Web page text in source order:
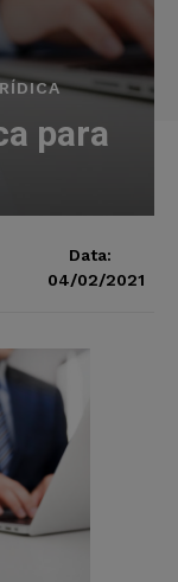
para
Data:
04/02/2021